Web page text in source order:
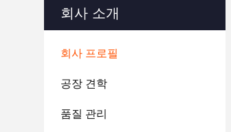
회사 소개
회사 프로필
공장 견학
품질 관리